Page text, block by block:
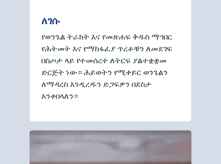
ለገሱ
የወንጌል ትራክት እና የመጽሐፍ ቅዱስ ማኅበር
የሕትመት እና የማከፋፈያ ጥረቶቹን ለመደገፍ
በስጦታ ላይ የተመሰረተ ለትርፍ ያልተቋቋመ
ድርጅት ነው። ሕይወትን የሚቀይር ወንጌልን
ለማዳረስ እንዲረዱን ድጋፍዎን በደስታ
እንቀበላለን።